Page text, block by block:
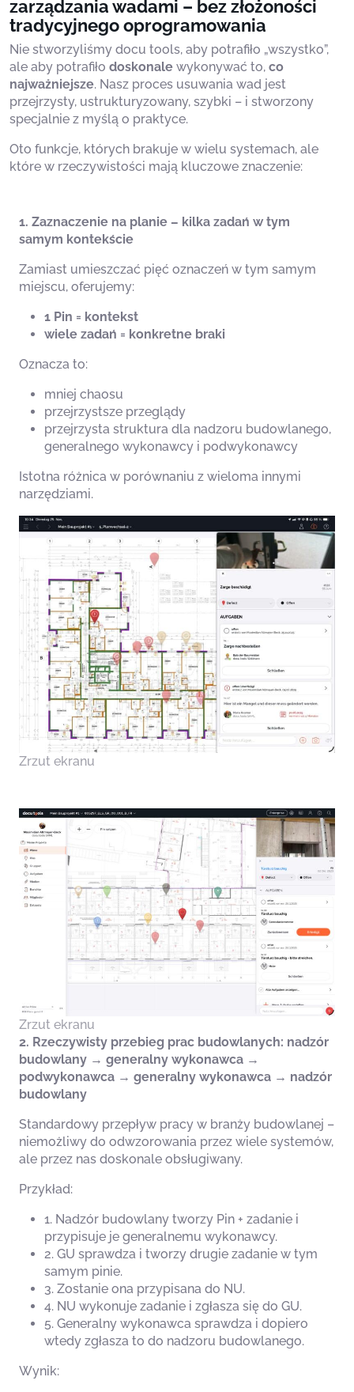
zarządzania wadami – bez złożoności
tradycyjnego oprogramowania
Nie stworzyliśmy docu tools, aby potrafiło „wszystko”,
ale aby potrafiło doskonale wykonywać to, co
najważniejsze. Nasz proces usuwania wad jest
przejrzysty, ustrukturyzowany, szybki – i stworzony
specjalnie z myślą o praktyce.
Oto funkcje, których brakuje w wielu systemach, ale
które w rzeczywistości mają kluczowe znaczenie:
1. Zaznaczenie na planie – kilka zadań w tym
samym kontekście
Zamiast umieszczać pięć oznaczeń w tym samym
miejscu, oferujemy:
1 Pin = kontekst
wiele zadań = konkretne braki
Oznacza to:
mniej chaosu
przejrzystsze przeglądy
przejrzysta struktura dla nadzoru budowlanego,
generalnego wykonawcy i podwykonawcy
Istotna różnica w porównaniu z wieloma innymi
narzędziami.
Zrzut ekranu
Zrzut ekranu
2. Rzeczywisty przebieg prac budowlanych: nadzór
budowlany → generalny wykonawca →
podwykonawca → generalny wykonawca → nadzór
budowlany
Standardowy przepływ pracy w branży budowlanej –
niemożliwy do odwzorowania przez wiele systemów,
ale przez nas doskonale obsługiwany.
Przykład:
1. Nadzór budowlany tworzy Pin + zadanie i
przypisuje je generalnemu wykonawcy.
2. GU sprawdza i tworzy drugie zadanie w tym
samym pinie.
3. Zostanie ona przypisana do NU.
4. NU wykonuje zadanie i zgłasza się do GU.
5. Generalny wykonawca sprawdza i dopiero
wtedy zgłasza to do nadzoru budowlanego.
Wynik: